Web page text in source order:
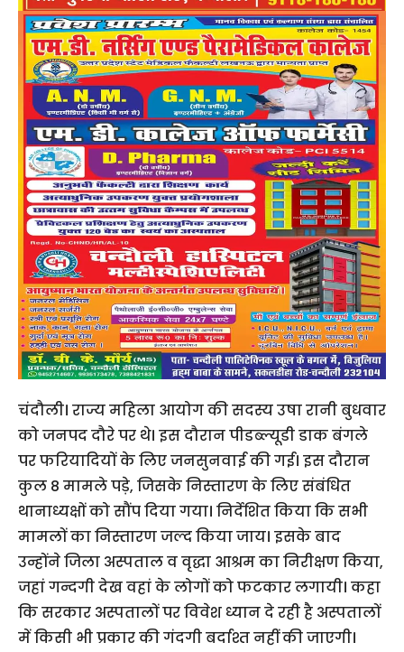
चंदौली। राज्य महिला आयोग की सदस्य उषा रानी बुधवार
को जनपद दौरे पर थे। इस दौरान पीडब्ल्यूडी डाक बंगले
पर फरियादियों के लिए जनसुनवाई की गई। इस दौरान
कुल 8 मामले पड़े, जिसके निस्तारण के लिए संबंधित
थानाध्यक्षों को सौंप दिया गया। निर्देशित किया कि सभी
मामलों का निस्तारण जल्द किया जाय। इसके बाद
उन्होंने जिला अस्पताल व वृद्धा आश्रम का निरीक्षण किया,
जहां गन्दगी देख वहां के लोगों को फटकार लगायी। कहा
कि सरकार अस्पतालों पर विवेश ध्यान दे रही है अस्पतालों
में किसी भी प्रकार की गंदगी बर्दाश्त नहीं की जाएगी।